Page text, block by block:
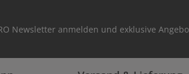
Newsletter anmelden und exklusive